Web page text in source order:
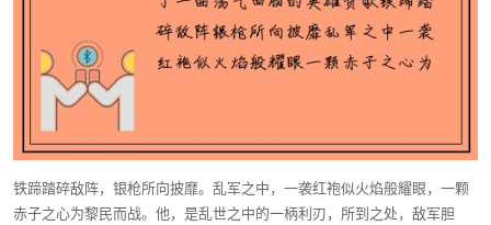
铁蹄踏碎敌阵，银枪所向披靡。乱军之中，一袭红袍似火焰般耀眼，一颗
赤子之心为黎民而战。他，是乱世之中的一柄利刃，所到之处，敌军胆